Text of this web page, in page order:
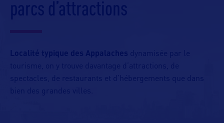
Localité typique des Appalaches dynamisée par le
tourisme, on y trouve davantage d’attractions, de
spectacles, de restaurants et d’hébergements que dans
bien des grandes villes.